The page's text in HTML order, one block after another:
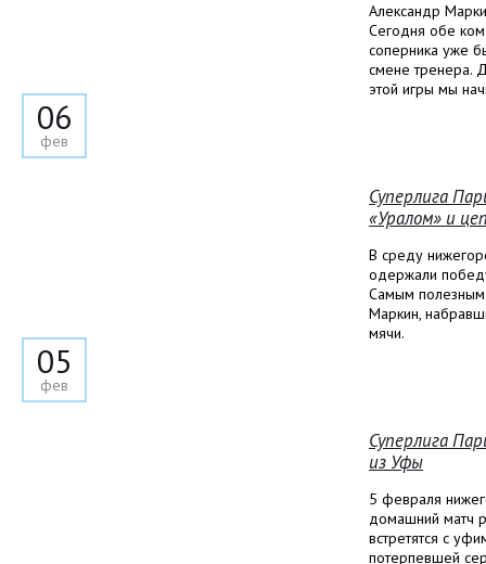
06
фев
Александр
Сегодня обе
соперника уже
смене тренера.
этой игры мы
05
фев
Суперлига
«Уралом» и
В среду
одержали
Самым полезным
Маркин,
мячи.
Суперлига
из Уфы
5 февраля
домашний матч
встретятся с
потерпевшей